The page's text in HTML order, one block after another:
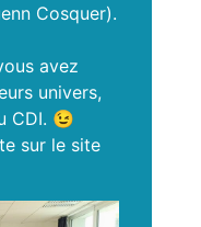
Cosquer).
avez
univers,
CDI. 😉
sur le site